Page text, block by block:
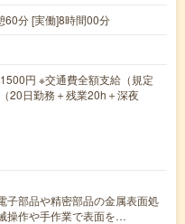
60分 [実働]8時間00分
円 ※交通費全額支給（規定
20日勤務＋残業20h＋深夜
子部品や精密部品の金属表面処
操作や手作業で表面を…